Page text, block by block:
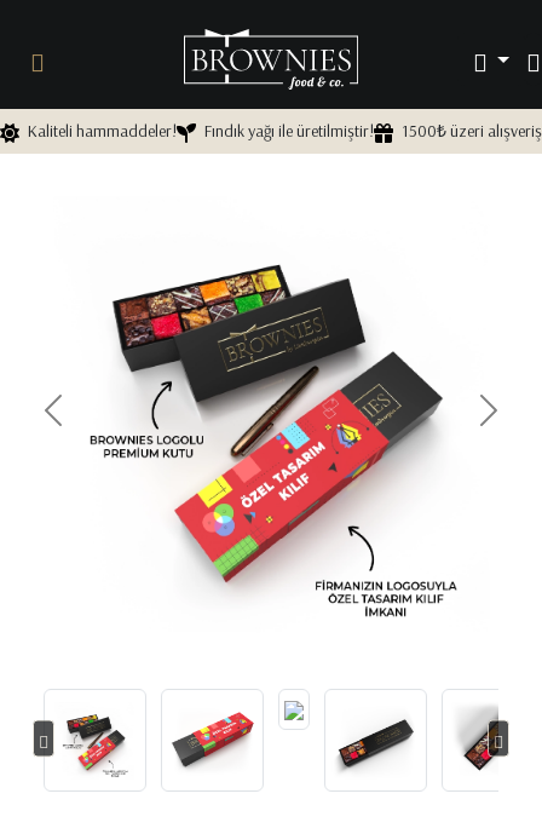
Kaliteli hammaddeler! Fındık yağı ile üretilmiştir! 1500₺ üzeri
Önceki